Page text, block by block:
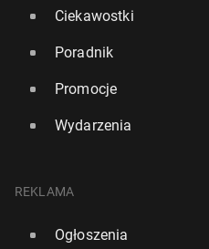
Ciekawostki
Poradnik
Promocje
Wydarzenia
REKLAMA
Ogłoszenia